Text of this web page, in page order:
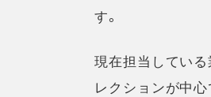
す。
現在担当している
レクションが中